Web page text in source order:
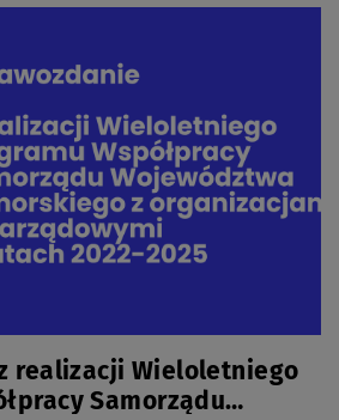
realizacji Wieloletniego
Samorządu